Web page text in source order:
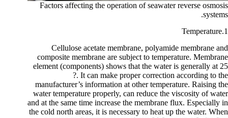
Factors affecting the operation of seawater reverse osmosis
systems.
1.Temperature
Cellulose acetate membrane, polyamide membrane and
composite membrane are subject to temperature. Membrane
element (components) shows that the water is generally at 25
?. It can make proper correction according to the
manufacturer’s information at other temperature. Raising the
water temperature properly, can reduce the viscosity of water
and at the same time increase the membrane flux. Especially in
the cold north areas, it is necessary to heat up the water. When